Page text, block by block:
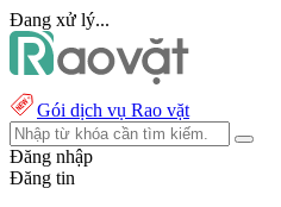
Đang xử lý...
Gói dịch vụ Rao vặt
Đăng nhập
Đăng tin